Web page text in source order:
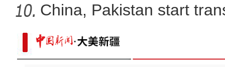
新疆喀什古城日接待游客
China, Pakistan start